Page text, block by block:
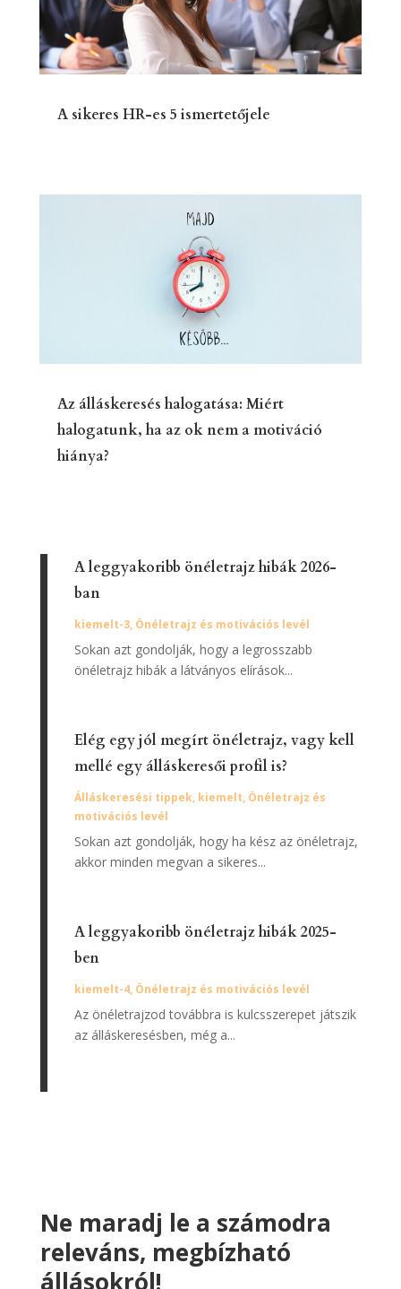
A sikeres HR-es 5 ismertetőjele
Az álláskeresés halogatása: Miért
halogatunk, ha az ok nem a motiváció
hiánya?
A leggyakoribb önéletrajz hibák 2026-
ban
kiemelt-3, Önéletrajz és motivációs levél
Sokan azt gondolják, hogy a legrosszabb
önéletrajz hibák a látványos elírások...
Elég egy jól megírt önéletrajz, vagy kell
mellé egy álláskeresői profil is?
Álláskeresési tippek, kiemelt, Önéletrajz és
motivációs levél
Sokan azt gondolják, hogy ha kész az önéletrajz,
akkor minden megvan a sikeres...
A leggyakoribb önéletrajz hibák 2025-
ben
kiemelt-4, Önéletrajz és motivációs levél
Az önéletrajzod továbbra is kulcsszerepet játszik
az álláskeresésben, még a...
Ne maradj le a számodra
releváns, megbízható
állásokról!